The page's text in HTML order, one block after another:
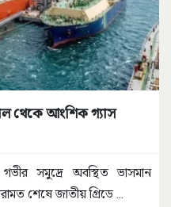
থেকে আংশিক গ্যাস
সমুদ্রে অবস্থিত ভাসমান
শেষে জাতীয় গ্রিডে ...